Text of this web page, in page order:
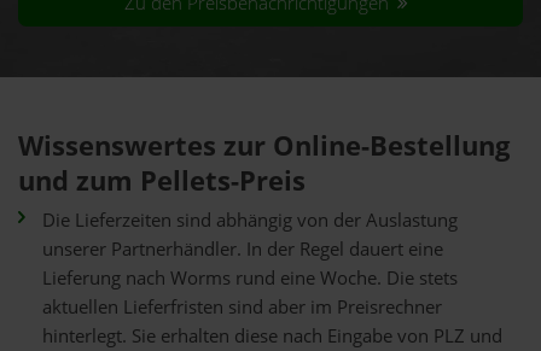
Wissenswertes zur Online-Bestellung
und zum Pellets-Preis
Die Lieferzeiten sind abhängig von der Auslastung
unserer Partnerhändler. In der Regel dauert eine
Lieferung nach Worms rund eine Woche. Die stets
aktuellen Lieferfristen sind aber im Preisrechner
hinterlegt. Sie erhalten diese nach Eingabe von PLZ und